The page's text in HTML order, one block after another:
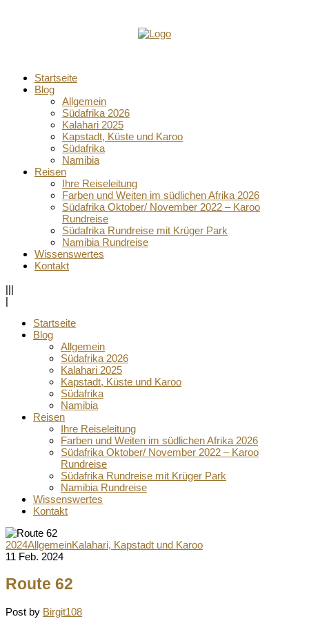
Startseite
Blog
Allgemein
Südafrika 2026
Kalahari 2025
Kapstadt, Küste und Karoo
Südafrika
Namibia
Reisen
Ihre Reiseleitung
Farben und Weiten im südlichen Afrika 2026
Südafrika Oktober/ November 2022 – Karoo
Rundreise
Südafrika Rundreise mit Krüger Park
Namibia Rundreise
Wissenswertes
Kontakt
|||
|
Startseite
Blog
Allgemein
Südafrika 2026
Kalahari 2025
Kapstadt, Küste und Karoo
Südafrika
Namibia
Reisen
Ihre Reiseleitung
Farben und Weiten im südlichen Afrika 2026
Südafrika Oktober/ November 2022 – Karoo
Rundreise
Südafrika Rundreise mit Krüger Park
Namibia Rundreise
Wissenswertes
Kontakt
2024AllgemeinKalahari, Kapstadt und Karoo
11 Feb. 2024
Route 62
Post by Birgit108